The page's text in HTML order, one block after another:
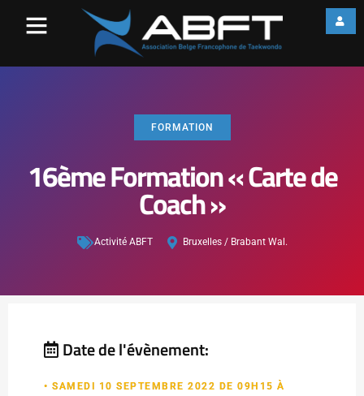
FORMATION
16ème Formation « Carte de
Coach »
Activité ABFT Bruxelles / Brabant Wal.
Date de l'évènement:
• SAMEDI 10 SEPTEMBRE 2022 DE 09H15 À